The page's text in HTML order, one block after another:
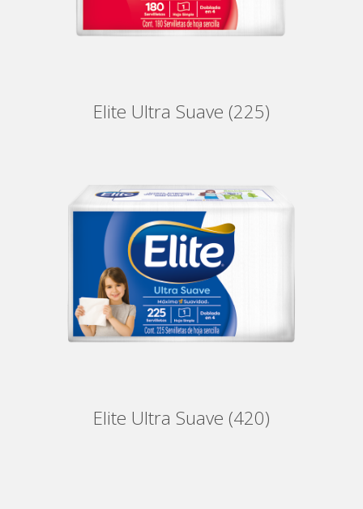
Elite Ultra Suave (225)
Elite Ultra Suave (420)